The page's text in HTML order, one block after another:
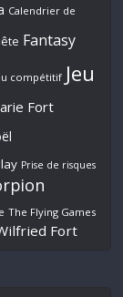
Calendrier de
Fantasy
compétitif Jeu
Fort
Prise de risques
The Flying Games
Fort